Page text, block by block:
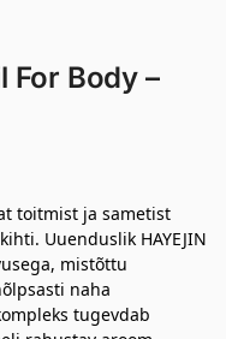
For Body –
toitmist ja sametist
Uuenduslik HAYEJIN
mistõttu
naha
tugevdab